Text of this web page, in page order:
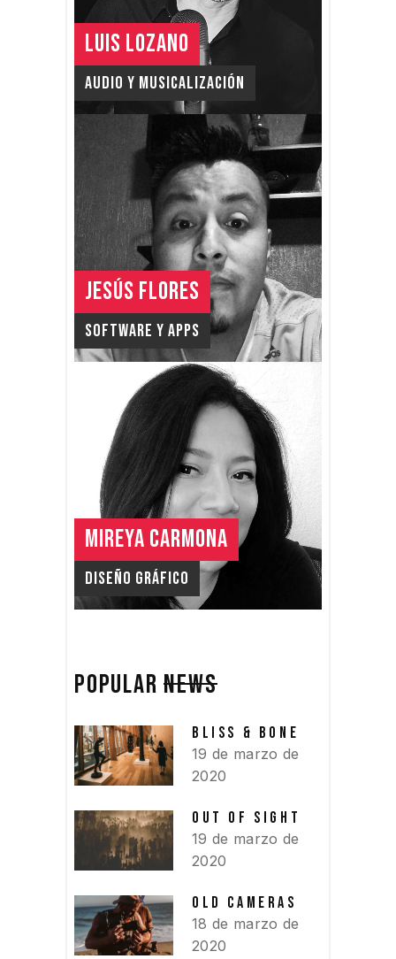
LUIS LOZANO
Audio y Musicalización
JESÚS FLORES
Software y APPS
MIREYA CARMONA
Diseño Gráfico
POPULARNEWS
BLISS & BONE
19 de marzo de
2020
OUT OF SIGHT
19 de marzo de
2020
OLD CAMERAS
18 de marzo de
2020